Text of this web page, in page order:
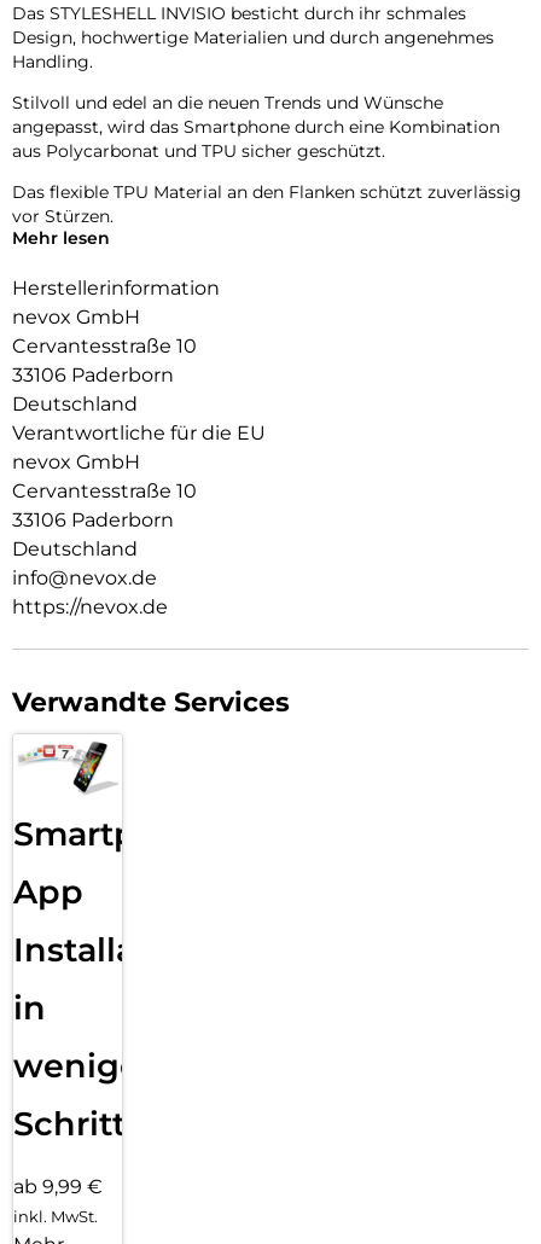
Das STYLESHELL INVISIO besticht durch ihr schmales
Design, hochwertige Materialien und durch angenehmes
Handling.
Stilvoll und edel an die neuen Trends und Wünsche
angepasst, wird das Smartphone durch eine Kombination
aus Polycarbonat und TPU sicher geschützt.
Das flexible TPU Material an den Flanken schützt zuverlässig
vor Stürzen.
Durch die spezielle Beschichtung behält ihr Smartphone die
Griffigkeit und wirkt edel.
Die Anschlüsse, Knöpfe und Kamera bleiben voll zugänglich.
Hochwertiges Schmutzabweisendes Material und
Schockproof durch eingearbeitete Luftpolster in den Ecken.
Mehr lesen
Herstellerinformation
nevox GmbH
Cervantesstraße 10
33106 Paderborn
Deutschland
Verantwortliche für die EU
nevox GmbH
Cervantesstraße 10
33106 Paderborn
Deutschland
info@nevox.de
https://nevox.de
Verwandte Services
Smartphone
App
Installation
in
wenigen
Schritten
ab 9,99 €
inkl. MwSt.